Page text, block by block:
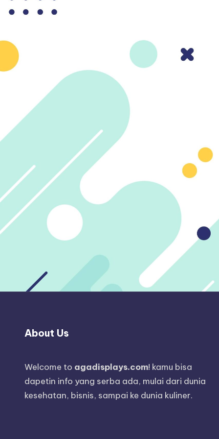
About Us
Welcome to agadisplays.com! kamu bisa
dapetin info yang serba ada, mulai dari dunia
kesehatan, bisnis, sampai ke dunia kuliner.